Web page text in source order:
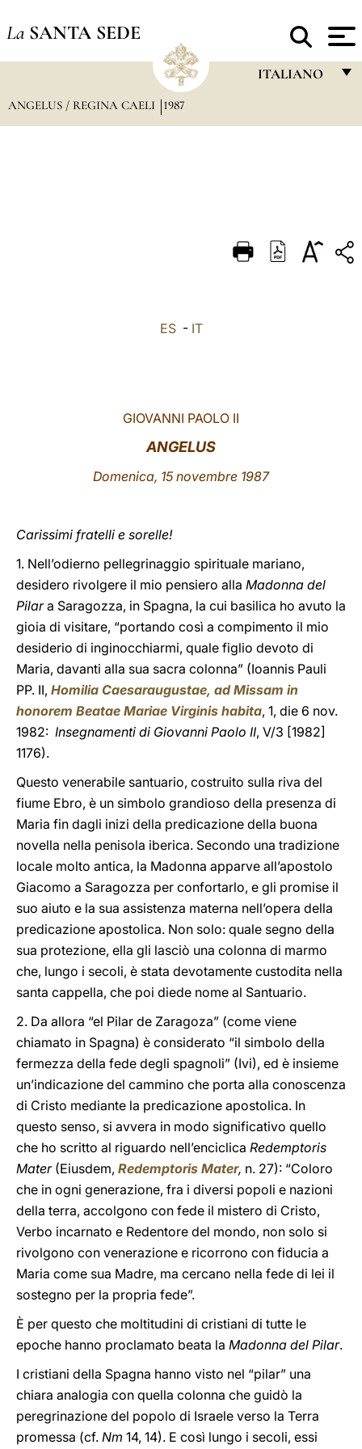
La SANTA SEDE
ITALIANO
DEUTSCH
ANGELUS / REGINA CAELI 1987
ES- IT
GIOVANNI PAOLO II
ANGELUS
Domenica, 15 novembre 1987
Carissimi fratelli e sorelle!
1. Nell’odierno pellegrinaggio spirituale mariano,
desidero rivolgere il mio pensiero alla Madonna del
Pilara Saragozza, in Spagna, la cui basilica ho avuto la
gioia di visitare, “portando così a compimento il mio
desiderio di inginocchiarmi, quale figlio devoto di
Maria, davanti alla sua sacra colonna” (Ioannis Pauli
PP. II, Homilia Caesaraugustae, ad Missam in
honorem Beatae Mariae Virginis habita, 1, die 6 nov.
1982: Insegnamenti di Giovanni Paolo II, V/3 [1982]
1176).
Questo venerabile santuario, costruito sulla riva del
fiume Ebro, è un simbolo grandioso della presenza di
Maria fin dagli inizi della predicazione della buona
novella nella penisola iberica. Secondo una tradizione
locale molto antica, la Madonna apparve all’apostolo
Giacomo a Saragozza per confortarlo, e gli promise il
suo aiuto e la sua assistenza materna nell’opera della
predicazione apostolica. Non solo: quale segno della
sua protezione, ella gli lasciò una colonna di marmo
che, lungo i secoli, è stata devotamente custodita nella
santa cappella, che poi diede nome al Santuario.
2. Da allora “el Pilar de Zaragoza” (come viene
chiamato in Spagna) è considerato “il simbolo della
fermezza della fede degli spagnoli” (Ivi), ed è insieme
un’indicazione del cammino che porta alla conoscenza
di Cristo mediante la predicazione apostolica. In
questo senso, si avvera in modo significativo quello
che ho scritto al riguardo nell’enciclica Redemptoris
Mater(Eiusdem, Redemptoris Mater, n. 27): “Coloro
che in ogni generazione, fra i diversi popoli e nazioni
della terra, accolgono con fede il mistero di Cristo,
Verbo incarnato e Redentore del mondo, non solo si
rivolgono con venerazione e ricorrono con fiducia a
Maria come sua Madre, ma cercano nella fede di lei il
sostegno per la propria fede”.
È per questo che moltitudini di cristiani di tutte le
epoche hanno proclamato beata la Madonna del Pilar.
I cristiani della Spagna hanno visto nel “pilar” una
chiara analogia con quella colonna che guidò la
peregrinazione del popolo di Israele verso la Terra
promessa (cf. Nm 14, 14). E così lungo i secoli, essi